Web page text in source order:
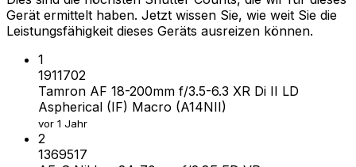
Gerät ermittelt haben. Jetzt wissen Sie, wie weit Sie die
Leistungsfähigkeit dieses Geräts ausreizen können.
1
1911702
Tamron AF 18-200mm f/3.5-6.3 XR Di II LD
Aspherical (IF) Macro (A14NII)
vor 1 Jahr
2
1369517